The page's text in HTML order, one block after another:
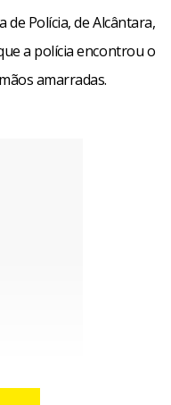
de Polícia, de Alcântara,
a polícia encontrou o
amarradas.